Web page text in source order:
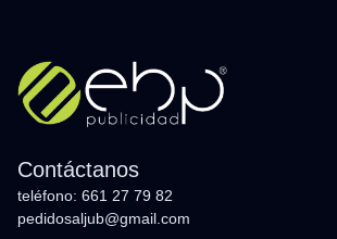
Contáctanos
teléfono: 661 27 79 82
pedidosaljub@gmail.com